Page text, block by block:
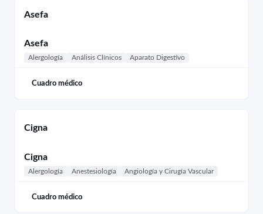
Asefa
Asefa
Alergología Análisis Clínicos Aparato Digestivo
Cuadro médico
Cigna
Cigna
Alergología Anestesiología Angiología y Cirugía Vascular
Cuadro médico